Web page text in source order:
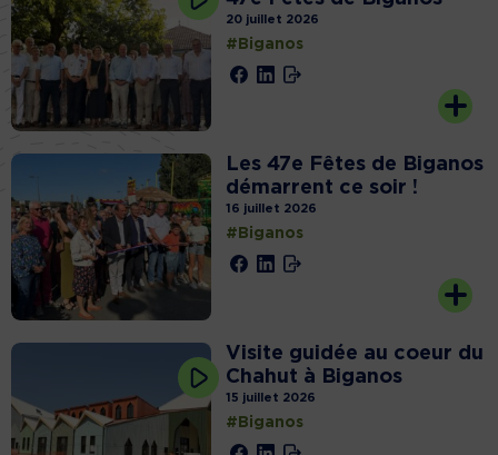
20 juillet 2026
#Biganos
Les 47e Fêtes de Biganos
démarrent ce soir !
16 juillet 2026
#Biganos
Visite guidée au coeur du
Chahut à Biganos
15 juillet 2026
#Biganos